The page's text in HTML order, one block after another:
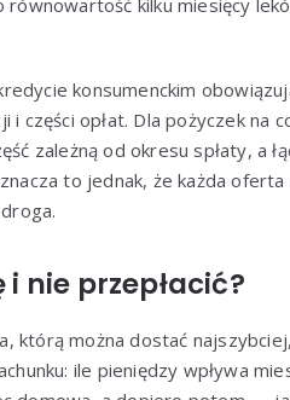
kilku miesięcy
konsumenckim
części opłat. Dla pożyczek na
zależną od okresu spłaty, a
to jednak, że każda
nie przepłacić?
którą można dostać
ile pieniędzy wpływa